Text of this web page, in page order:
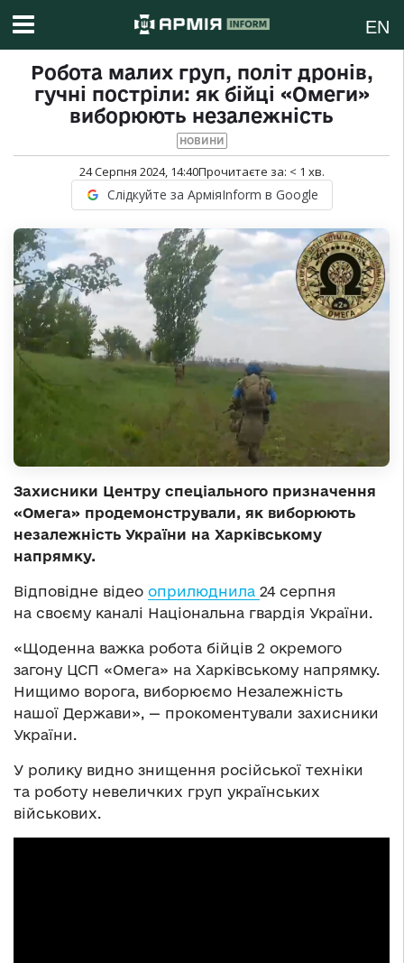
EN
Робота малих груп, політ дронів,
гучні постріли: як бійці «Омеги»
виборюють незалежність
НОВИНИ
24 Серпня 2024, 14:40Прочитаєте за: < 1 хв.
Слідкуйте за АрміяInform в Google
Захисники Центру спеціального призначення
«Омега» продемонстрували, як виборюють
незалежність України на Харківському
напрямку.
Відповідне відео оприлюднила 24 серпня
на своєму каналі Національна гвардія України.
«Щоденна важка робота бійців 2 окремого
загону ЦСП «Омега» на Харківському напрямку.
Нищимо ворога, виборюємо Незалежність
нашої Держави», — прокоментували захисники
України.
У ролику видно знищення російської техніки
та роботу невеличких груп українських
військових.